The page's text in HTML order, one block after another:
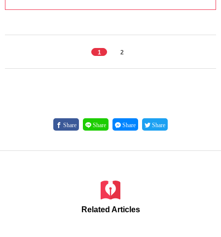
1 2
Share Share Share Share
Related Articles